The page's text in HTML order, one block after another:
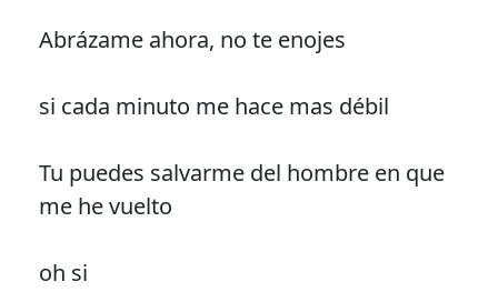
Abrázame ahora, no te enojes
si cada minuto me hace mas débil
Tu puedes salvarme del hombre en que
me he vuelto
oh si